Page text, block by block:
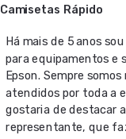
Camisetas Rápido
Há mais de 5 anos
para equipamentos e
Epson. Sempre
atendidos por toda a
gostaria de destacar
representante, que